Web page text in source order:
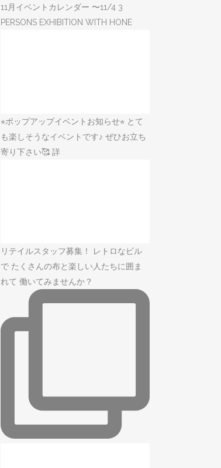
11月イベントカレンダー 〜11/4 3
PERSONS EXHIBITION WITH HONE
⭐︎ポップアップイベントお知らせ⭐︎ とて
も楽しそうなイベントです♪ ぜひお立ち
寄り下さい🥰 詳
リテイルスタッフ募集！ レトロなビル
で たくさんの布と楽しい人たちに囲ま
れて 働いてみませんか？